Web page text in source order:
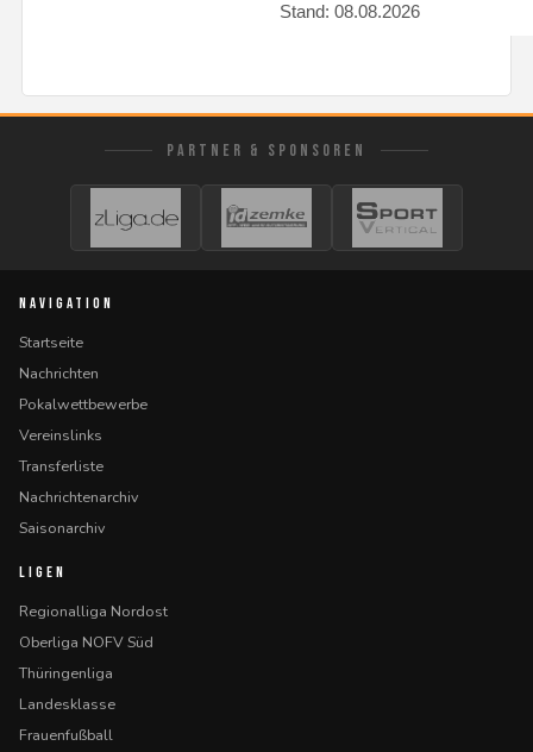
Stand: 08.08.2026
PARTNER & SPONSOREN
NAVIGATION
Startseite
Nachrichten
Pokalwettbewerbe
Vereinslinks
Transferliste
Nachrichtenarchiv
Saisonarchiv
LIGEN
Regionalliga Nordost
Oberliga NOFV Süd
Thüringenliga
Landesklasse
Frauenfußball